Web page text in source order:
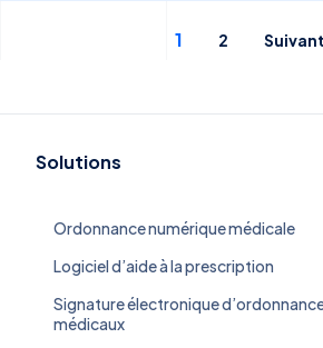
1 2 Suivant
Solutions
Ordonnance numérique médicale
Logiciel d’aide à la prescription
Signature électronique
médicaux